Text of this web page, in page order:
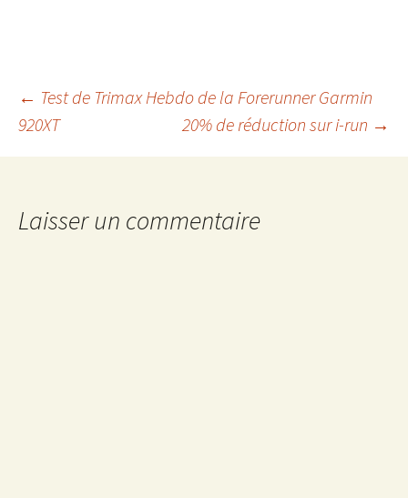
Navigation
des
articles
← Test de Trimax Hebdo de la Forerunner Garmin
920XT
20% de réduction sur i-run →
Laisser un commentaire